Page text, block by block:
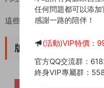
這些修改自己研究一下就行了
版本截圖
任何問題都可以添加
感謝一路的陪伴！
(活動)VIP特價：
官方QQ交流群：
終身VIP專屬群：